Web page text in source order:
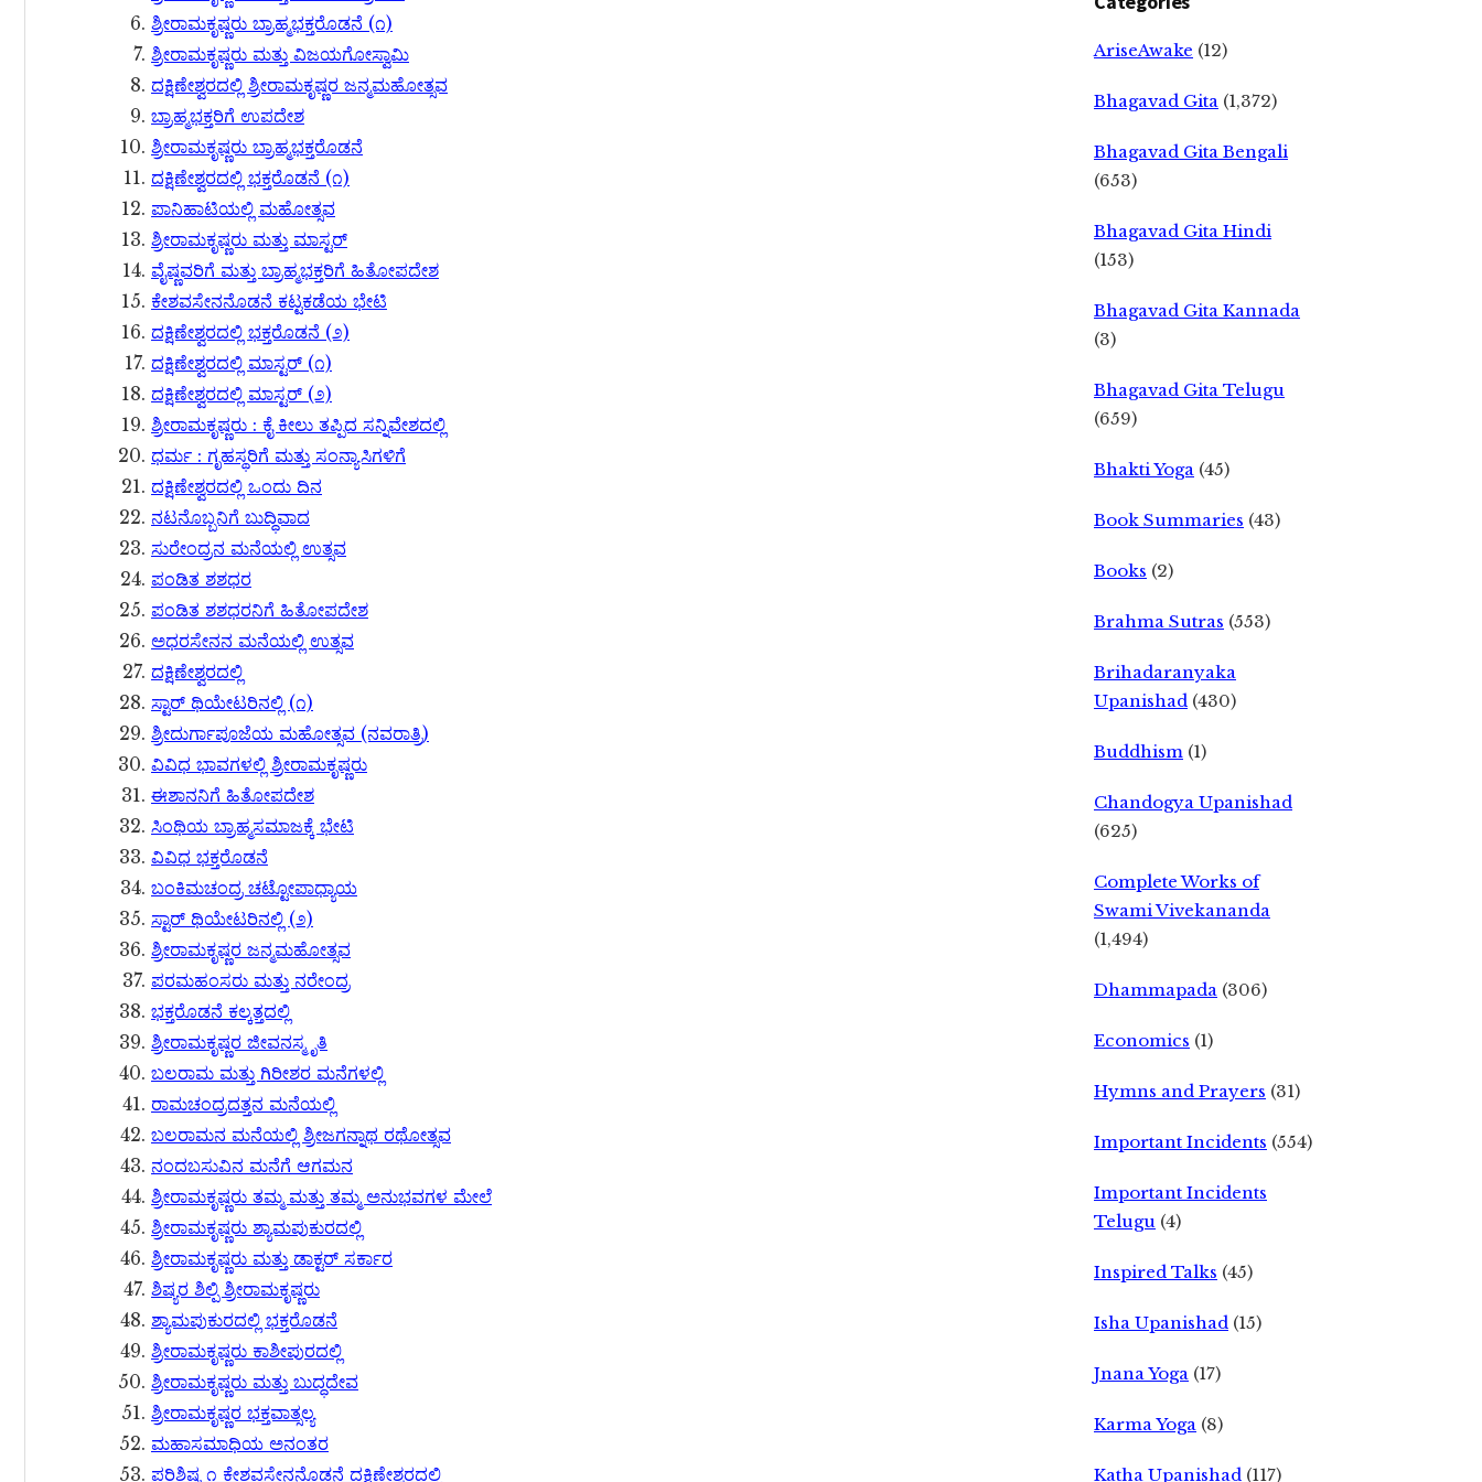
ಶ್ರೀರಾಮಕೃಷ್ಣರು ಬ್ರಾಹ್ಮಭಕ್ತರೊಡನೆ (೧)
ಶ್ರೀರಾಮಕೃಷ್ಣರು ಮತ್ತು ವಿಜಯಗೋಸ್ವಾಮಿ
ದಕ್ಷಿಣೇಶ್ವರದಲ್ಲಿ ಶ್ರೀರಾಮಕೃಷ್ಣರ ಜನ್ಮಮಹೋತ್ಸವ
ಬ್ರಾಹ್ಮಭಕ್ತರಿಗೆ ಉಪದೇಶ
ಶ್ರೀರಾಮಕೃಷ್ಣರು ಬ್ರಾಹ್ಮಭಕ್ತರೊಡನೆ
ದಕ್ಷಿಣೇಶ್ವರದಲ್ಲಿ ಭಕ್ತರೊಡನೆ (೧)
ಪಾನಿಹಾಟಿಯಲ್ಲಿ ಮಹೋತ್ಸವ
ಶ್ರೀರಾಮಕೃಷ್ಣರು ಮತ್ತು ಮಾಸ್ಟರ್
ವೈಷ್ಣವರಿಗೆ ಮತ್ತು ಬ್ರಾಹ್ಮಭಕ್ತರಿಗೆ ಹಿತೋಪದೇಶ
ಕೇಶವಸೇನನೊಡನೆ ಕಟ್ಟಕಡೆಯ ಭೇಟಿ
ದಕ್ಷಿಣೇಶ್ವರದಲ್ಲಿ ಭಕ್ತರೊಡನೆ (೨)
ದಕ್ಷಿಣೇಶ್ವರದಲ್ಲಿ ಮಾಸ್ಟರ್​ (೧)
ದಕ್ಷಿಣೇಶ್ವರದಲ್ಲಿ ಮಾಸ್ಟರ್​ (೨)
ಶ್ರೀರಾಮಕೃಷ್ಣರು : ಕೈ ಕೀಲು ತಪ್ಪಿದ ಸನ್ನಿವೇಶದಲ್ಲಿ
ಧರ್ಮ : ಗೃಹಸ್ಥರಿಗೆ ಮತ್ತು ಸಂನ್ಯಾಸಿಗಳಿಗೆ
ದಕ್ಷಿಣೇಶ್ವರದಲ್ಲಿ ಒಂದು ದಿನ
ನಟನೊಬ್ಬನಿಗೆ ಬುದ್ಧಿವಾದ
ಸುರೇಂದ್ರನ ಮನೆಯಲ್ಲಿ ಉತ್ಸವ
ಪಂಡಿತ ಶಶಧರ
ಪಂಡಿತ ಶಶಧರನಿಗೆ ಹಿತೋಪದೇಶ
ಅಧರಸೇನನ ಮನೆಯಲ್ಲಿ ಉತ್ಸವ
ದಕ್ಷಿಣೇಶ್ವರದಲ್ಲಿ
ಸ್ಟಾರ್​ ಥಿಯೇಟರಿನಲ್ಲಿ (೧)
ಶ್ರೀದುರ್ಗಾಪೂಜೆಯ ಮಹೋತ್ಸವ (ನವರಾತ್ರಿ)
ವಿವಿಧ ಭಾವಗಳಲ್ಲಿ ಶ್ರೀರಾಮಕೃಷ್ಣರು
ಈಶಾನನಿಗೆ ಹಿತೋಪದೇಶ
ಸಿಂಥಿಯ ಬ್ರಾಹ್ಮಸಮಾಜಕ್ಕೆ ಭೇಟಿ
ವಿವಿಧ ಭಕ್ತರೊಡನೆ
ಬಂಕಿಮಚಂದ್ರ ಚಟ್ಟೋಪಾಧ್ಯಾಯ
ಸ್ಟಾರ್​ ಥಿಯೇಟರಿನಲ್ಲಿ (೨)
ಶ್ರೀರಾಮಕೃಷ್ಣರ ಜನ್ಮಮಹೋತ್ಸವ
ಪರಮಹಂಸರು ಮತ್ತು ನರೇಂದ್ರ
ಭಕ್ತರೊಡನೆ ಕಲ್ಕತ್ತದಲ್ಲಿ
ಶ್ರೀರಾಮಕೃಷ್ಣರ ಜೀವನಸ್ಮೃತಿ
ಬಲರಾಮ ಮತ್ತು ಗಿರೀಶರ ಮನೆಗಳಲ್ಲಿ
ರಾಮಚಂದ್ರದತ್ತನ ಮನೆಯಲ್ಲಿ
ಬಲರಾಮನ ಮನೆಯಲ್ಲಿ ಶ್ರೀಜಗನ್ನಾಥ ರಥೋತ್ಸವ
ನಂದಬಸುವಿನ ಮನೆಗೆ ಆಗಮನ
ಶ್ರೀರಾಮಕೃಷ್ಣರು ತಮ್ಮ ಮತ್ತು ತಮ್ಮ ಅನುಭವಗಳ ಮೇಲೆ
ಶ್ರೀರಾಮಕೃಷ್ಣರು ಶ್ಯಾಮಪುಕುರದಲ್ಲಿ
ಶ್ರೀರಾಮಕೃಷ್ಣರು ಮತ್ತು ಡಾಕ್ಟರ್​ ಸರ್ಕಾರ
ಶಿಷ್ಯರ ಶಿಲ್ಪಿ ಶ್ರೀರಾಮಕೃಷ್ಣರು
ಶ್ಯಾಮಪುಕುರದಲ್ಲಿ ಭಕ್ತರೊಡನೆ
ಶ್ರೀರಾಮಕೃಷ್ಣರು ಕಾಶೀಪುರದಲ್ಲಿ
ಶ್ರೀರಾಮಕೃಷ್ಣರು ಮತ್ತು ಬುದ್ಧದೇವ
ಶ್ರೀರಾಮಕೃಷ್ಣರ ಭಕ್ತವಾತ್ಸಲ್ಯ
ಮಹಾಸಮಾಧಿಯ ಅನಂತರ
ಪರಿಶಿಷ್ಟ ೧ ಕೇಶವಸೇನನೊಡನೆ ದಕ್ಷಿಣೇಶ್ವರದಲ್ಲಿ
AriseAwake (12)
Bhagavad Gita (1,372)
Bhagavad Gita Bengali
(653)
Bhagavad Gita Hindi
(153)
Bhagavad Gita Kannada
(3)
Bhagavad Gita Telugu
(659)
Bhakti Yoga (45)
Book Summaries (43)
Books (2)
Brahma Sutras (553)
Brihadaranyaka
Upanishad (430)
Buddhism (1)
Chandogya Upanishad
(625)
Complete Works of
Swami Vivekananda
(1,494)
Dhammapada (306)
Economics (1)
Hymns and Prayers (31)
Important Incidents (554)
Important Incidents
Telugu (4)
Inspired Talks (45)
Isha Upanishad (15)
Jnana Yoga (17)
Karma Yoga (8)
Katha Upanishad (117)